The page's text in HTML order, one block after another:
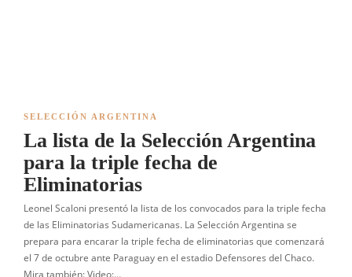
SELECCIÓN ARGENTINA
La lista de la Selección Argentina
para la triple fecha de
Eliminatorias
Leonel Scaloni presentó la lista de los convocados para la triple fecha
de las Eliminatorias Sudamericanas. La Selección Argentina se
prepara para encarar la triple fecha de eliminatorias que comenzará
el 7 de octubre ante Paraguay en el estadio Defensores del Chaco.
Mira también: Video:…